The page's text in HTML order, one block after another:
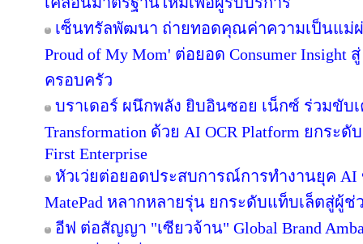
เซ็นทรัลพัฒนา ถ่ายทอดคุณค่าความเป็นแม่ผ่า
Proud of My Mom' ต่อยอด Consumer Insight
ครอบครัว
บราเดอร์ ผนึกพลัง ยิบอินซอย เน็กซ์ ร่วมขับเ
Transformation ด้วย AI OCR Platform ยกระ
First Enterprise
หัวเว่ยต่อยอดประสบการณ์การทำงานยุค AI
MatePad หลากหลายรุ่น ยกระดับแท็บเล็ตสู่ผู้
อีฟ ต่อสัญญา "เซียวจ้าน" Global Brand